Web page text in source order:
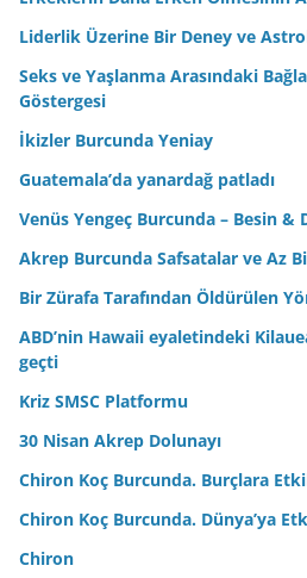
Liderlik Üzerine Bir Deney ve
Seks ve Yaşlanma Arasındaki
Göstergesi
İkizler Burcunda Yeniay
Guatemala’da yanardağ patladı
Venüs Yengeç Burcunda – Besin &
Akrep Burcunda Safsatalar ve Az
Bir Zürafa Tarafından Öldürülen
ABD’nin Hawaii eyaletindeki
geçti
Kriz SMSC Platformu
30 Nisan Akrep Dolunayı
Chiron Koç Burcunda. Burçlara
Chiron Koç Burcunda. Dünya’ya
Chiron